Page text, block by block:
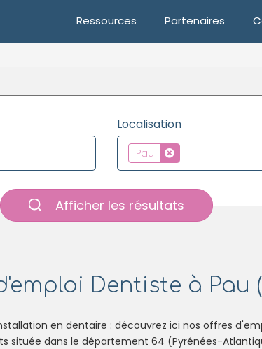
Ressources Partenaires
Localisation
Pau
Afficher les résultats
Dentiste à Pau
en dentaire : découvrez ici nos offres
située dans le département 64 (Pyrénées-